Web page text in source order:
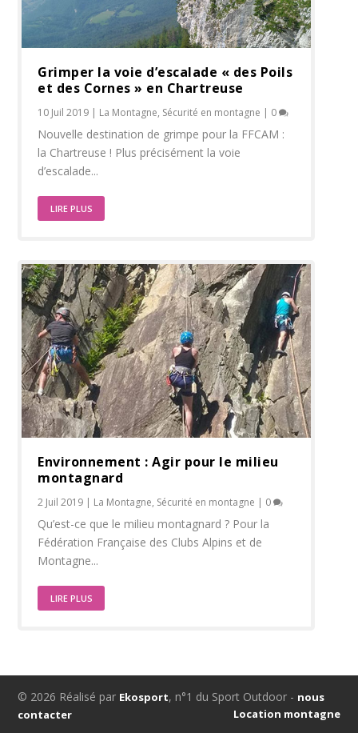
Grimper la voie d’escalade « des Poils
et des Cornes » en Chartreuse
10 Juil 2019 | La Montagne, Sécurité en montagne | 0
Nouvelle destination de grimpe pour la FFCAM :
la Chartreuse ! Plus précisément la voie
d’escalade...
LIRE PLUS
Environnement : Agir pour le milieu
montagnard
2 Juil 2019 | La Montagne, Sécurité en montagne | 0
Qu’est-ce que le milieu montagnard ? Pour la
Fédération Française des Clubs Alpins et de
Montagne...
LIRE PLUS
© 2026 Réalisé par Ekosport, n°1 du Sport Outdoor - nous
contacter
Location montagne